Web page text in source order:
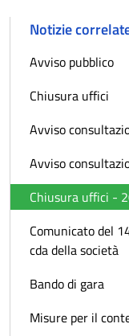
Notizie
Avviso pubblico
Chiusura uffici
Avviso
Avviso
Chiusura uffici -
Comunicato del
cda della società
Bando di gara
Misure per il